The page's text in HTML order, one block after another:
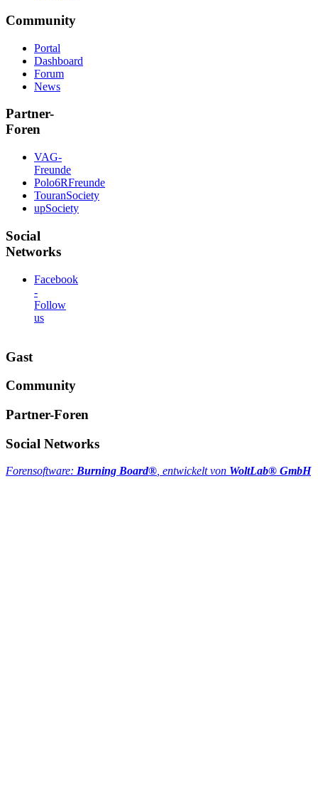
Community
Portal
Dashboard
Forum
News
Partner-
Foren
VAG-
Freunde
Polo6RFreunde
TouranSociety
upSociety
Social
Networks
Facebook
-
Follow
us
Gast
Community
Partner-Foren
Social Networks
Forensoftware: Burning Board®, entwickelt von WoltLab® GmbH